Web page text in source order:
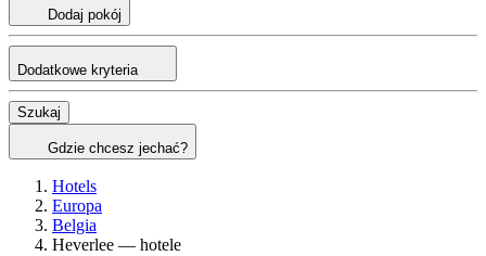
Dodaj pokój
Dodatkowe kryteria
Szukaj
Gdzie chcesz jechać?
Hotels
Europa
Belgia
Heverlee — hotele